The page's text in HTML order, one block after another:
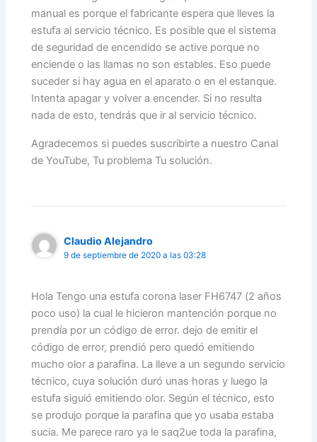
manual es porque el fabricante espera que lleves la
estufa al servicio técnico. Es posible que el sistema
de seguridad de encendido se active porque no
enciende o las llamas no son estables. Eso puede
suceder si hay agua en el aparato o en el estanque.
Intenta apagar y volver a encender. Si no resulta
nada de esto, tendrás que ir al servicio técnico.
Agradecemos si puedes suscribirte a nuestro Canal
de YouTube, Tu problema Tu solución.
Claudio Alejandro
9 de septiembre de 2020 a las 03:28
Hola Tengo una estufa corona laser FH6747 (2 años
poco uso) la cual le hicieron mantención porque no
prendía por un código de error. dejo de emitir el
código de error, prendió pero quedó emitiendo
mucho olor a parafina. La lleve a un segundo servicio
técnico, cuya solución duró unas horas y luego la
estufa siguió emitiendo olor. Según el técnico, esto
se produjo porque la parafina que yo usaba estaba
sucia. Me parece raro ya le saq2ue toda la parafina,